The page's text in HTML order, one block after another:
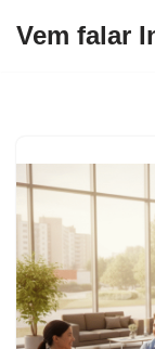
Vem falar